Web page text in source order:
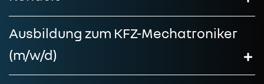
Ausbildung zum KFZ-Mechatroniker
(m/w/d)